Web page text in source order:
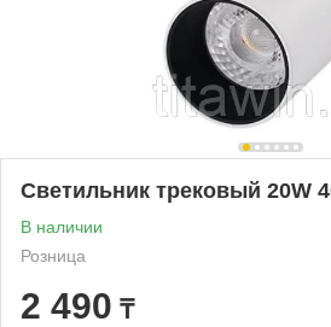
Светильник трековый 20W
В наличии
Розница
2 490 ₸